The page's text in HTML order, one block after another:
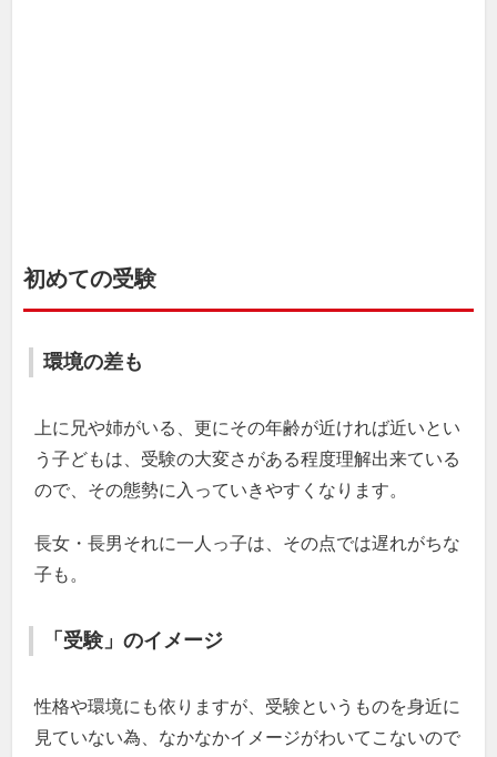
初めての受験
環境の差も
上に兄や姉がいる、更にその年齢が近ければ近いとい
う子どもは、受験の大変さがある程度理解出来ている
ので、その態勢に入っていきやすくなります。
長女・長男それに一人っ子は、その点では遅れがちな
子も。
「受験」のイメージ
性格や環境にも依りますが、受験というものを身近に
見ていない為、なかなかイメージがわいてこないので